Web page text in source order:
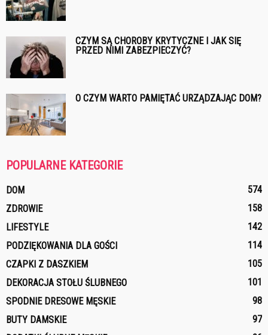
CZYM SĄ CHOROBY KRYTYCZNE I JAK SIĘ
PRZED NIMI ZABEZPIECZYĆ?
O CZYM WARTO PAMIĘTAĆ URZĄDZAJĄC DOM?
POPULARNE KATEGORIE
DOM
574
ZDROWIE
158
LIFESTYLE
142
PODZIĘKOWANIA DLA GOŚCI
114
CZAPKI Z DASZKIEM
105
DEKORACJA STOŁU ŚLUBNEGO
101
SPODNIE DRESOWE MĘSKIE
98
BUTY DAMSKIE
97